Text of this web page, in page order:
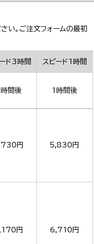
い。ご注文フォームの最初
ド3時間 スピード1時間
間後 1時間後
円 5,830円
円 6,710円